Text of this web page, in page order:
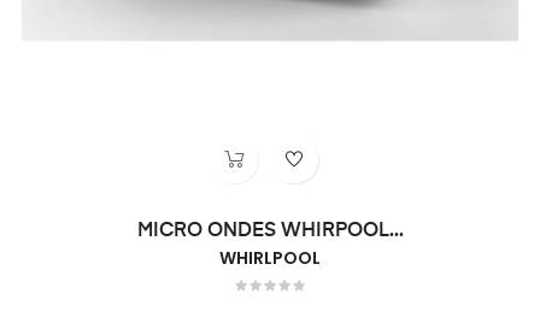
MICRO ONDES WHIRPOOL...
WHIRLPOOL